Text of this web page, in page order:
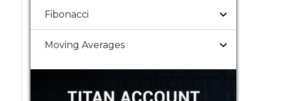
Fibonacci
Moving Averages